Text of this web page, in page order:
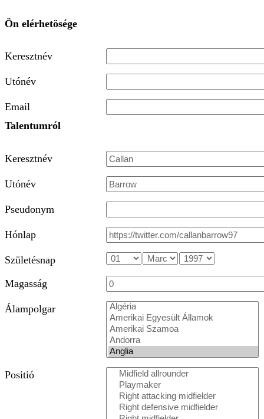
Ön elérhetösége
Keresztnév
Utónév
Email
Talentumról
Keresztnév
Utónév
Pseudonym
Hónlap
Születésnap
Magasság
Álampolgar
Positió